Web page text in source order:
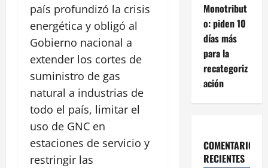
país profundizó la crisis
energética y obligó al
Gobierno nacional a
extender los cortes de
suministro de gas
natural a industrias de
todo el país, limitar el
uso de GNC en
estaciones de servicio y
restringir las
Monotribut
o: piden 10
días más
para la
recategoriz
ación
COMENTARIOS
RECIENTES